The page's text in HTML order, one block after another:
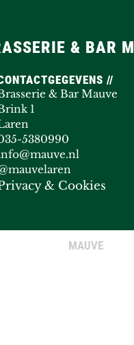
& BAR
//
& Bar Mauve
1
5380990
& Cookies
MAUVE· ALL